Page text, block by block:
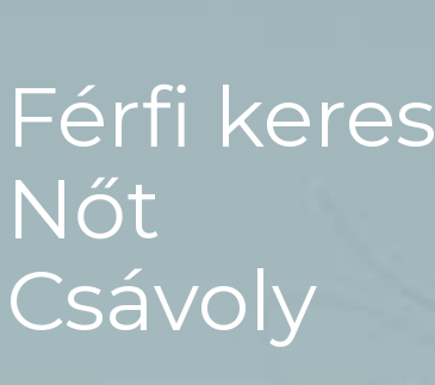
Férfi keres
Nőt
Csávoly